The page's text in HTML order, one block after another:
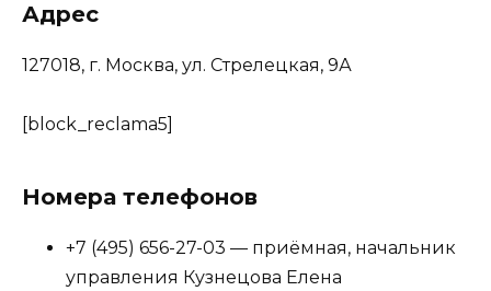
Адрес
127018, г. Москва, ул. Стрелецкая, 9А
[block_reclama5]
Номера телефонов
+7 (495) 656-27-03 — приёмная, начальник
управления Кузнецова Елена